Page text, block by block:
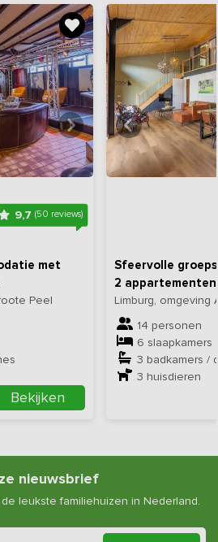
9,7 (50 reviews)
met
Peel
Bekijken
foto's
Sfeervolle
2 appartementen
Limburg, omgeving
14 personen
6 slaapkamers
3 badkamers /
3 huisdieren
Bekijk
nieuwsbrief
leukste familiehuizen in Nederland.